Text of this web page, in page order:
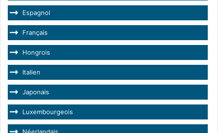
Espagnol
Français
Hongrois
Italien
Japonais
Luxembourgeois